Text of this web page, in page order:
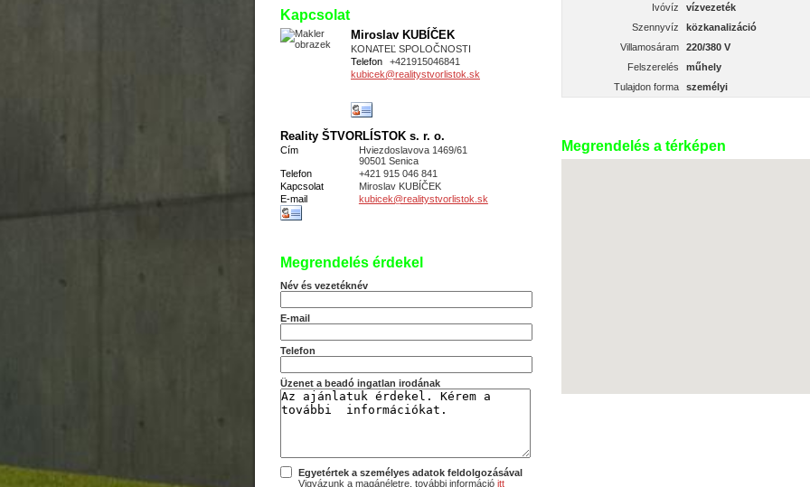
Kapcsolat
Miroslav KUBÍČEK
KONATEĽ SPOLOČNOSTI
Telefon
+421915046841
kubicek@realitystvorlistok.sk
Reality ŠTVORLÍSTOK s. r. o.
Cím
Hviezdoslavova 1469/61
90501 Senica
Telefon
+421 915 046 841
Kapcsolat
Miroslav KUBÍČEK
E-mail
kubicek@realitystvorlistok.sk
Megrendelés érdekel
Név és vezetéknév
E-mail
Telefon
Üzenet a beadó ingatlan irodának
Egyetértek a személyes adatok feldolgozásával
Vigyázunk a magánéletre, további információ itt
Ivóvíz
vízvezeték
Szennyvíz
közkanalizáció
Villamosáram
220/380 V
Felszerelés
műhely
Tulajdon forma
személyi
Megrendelés a térképen